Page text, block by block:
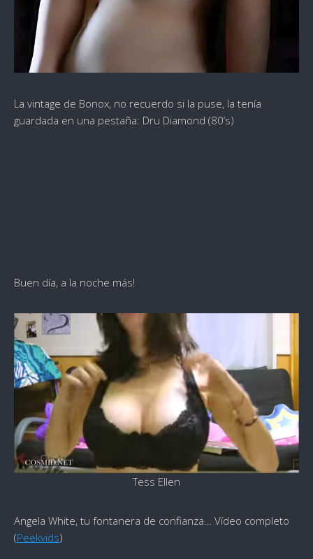
La vintage de Bonox, no recuerdo si la puse, la tenía
guardada en una pestaña: Dru Diamond (80’s)
Buen día, a la noche más!
Tess Ellen
Angela White, tu fontanera de confianza… Vídeo completo
(Peekvids)